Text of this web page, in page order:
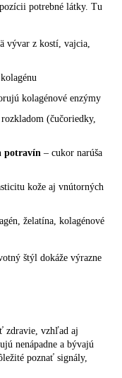
potrebné látky. Tu
vývar z kostí, vajcia,
kolagénové enzýmy
(čučoriedky,
potravín – cukor narúša
kože aj vnútorných
želatína, kolagénové
štýl dokáže výrazne
zdravie, vzhľad aj
nenápadne a bývajú
poznať signály,